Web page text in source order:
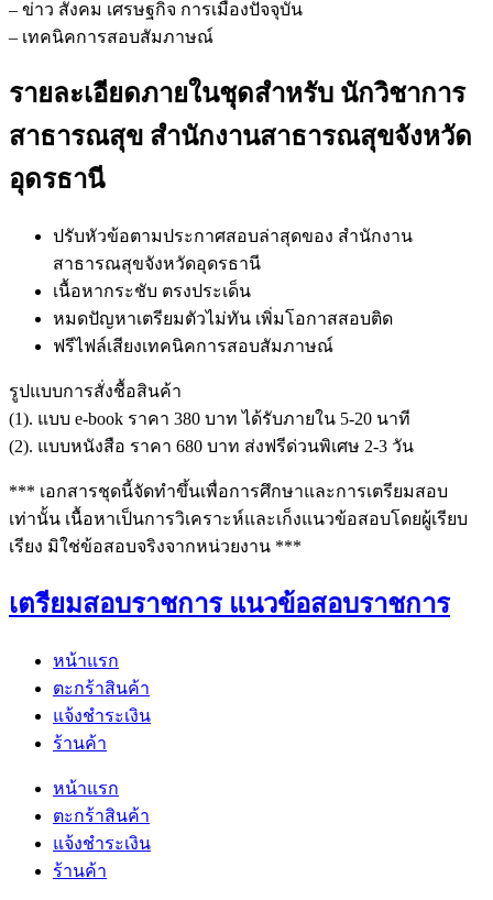
– ข่าว สังคม เศรษฐกิจ การเมืองปัจจุบัน
– เทคนิคการสอบสัมภาษณ์
รายละเอียดภายในชุดสำหรับ นักวิชาการ
สาธารณสุข สำนักงานสาธารณสุขจังหวัด
อุดรธานี
ปรับหัวข้อตามประกาศสอบล่าสุดของ สำนักงาน
สาธารณสุขจังหวัดอุดรธานี
เนื้อหากระชับ ตรงประเด็น
หมดปัญหาเตรียมตัวไม่ทัน เพิ่มโอกาสสอบติด
ฟรีไฟล์เสียงเทคนิคการสอบสัมภาษณ์
รูปแบบการสั่งชื้อสินค้า
(1). แบบ e-book ราคา 380 บาท ได้รับภายใน 5-20 นาที
(2). แบบหนังสือ ราคา 680 บาท ส่งฟรีด่วนพิเศษ 2-3 วัน
*** เอกสารชุดนี้จัดทำขึ้นเพื่อการศึกษาและการเตรียมสอบ
เท่านั้น เนื้อหาเป็นการวิเคราะห์และเก็งแนวข้อสอบโดยผู้เรียบ
เรียง มิใช่ข้อสอบจริงจากหน่วยงาน ***
เตรียมสอบราชการ แนวข้อสอบราชการ
หน้าแรก
ตะกร้าสินค้า
แจ้งชำระเงิน
ร้านค้า
หน้าแรก
ตะกร้าสินค้า
แจ้งชำระเงิน
ร้านค้า